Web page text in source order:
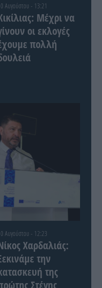
Αυγούστου - 13:21
Μέχρι να
οι εκλογές
πολλή
Αυγούστου - 12:23
Χαρδαλιάς:
την
της
Στέγης